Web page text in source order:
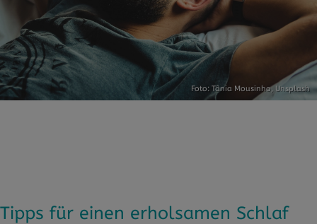
Foto: Tânia Mousinho, Unsplash
Tipps für einen erholsamen Schlaf